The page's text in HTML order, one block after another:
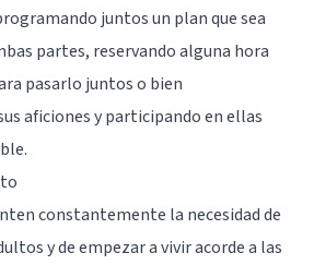
juntos un plan que sea
partes, reservando alguna hora
pasarlo juntos o bien
aficiones y participando en ellas
constantemente la necesidad de
y de empezar a vivir acorde a las